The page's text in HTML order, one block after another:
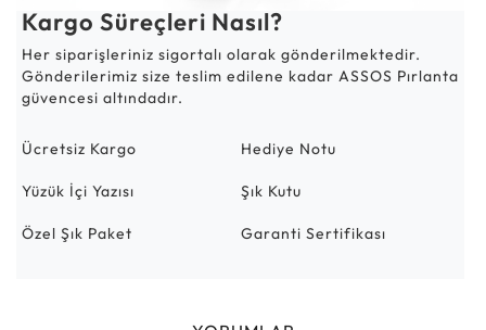
Kargo Süreçleri Nasıl?
Her siparişleriniz sigortalı olarak gönderilmektedir.
Gönderilerimiz size teslim edilene kadar ASSOS Pırlanta
güvencesi altındadır.
Ücretsiz Kargo Hediye Notu
Yüzük İçi Yazısı Şık Kutu
Özel Şık Paket Garanti Sertifikası